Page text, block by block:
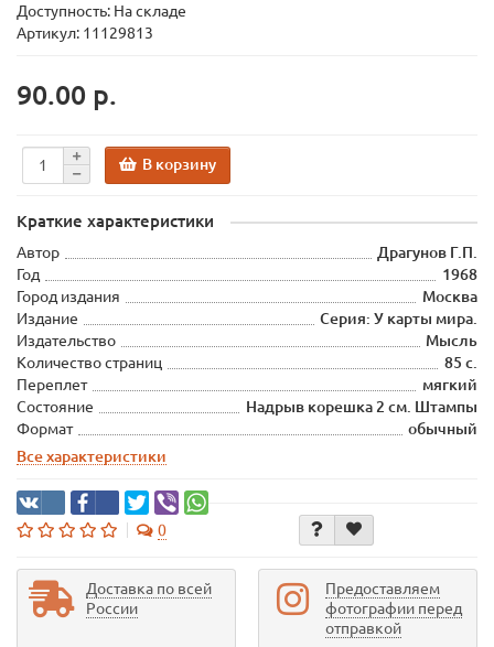
Доступность: На складе
Артикул: 11129813
90.00 р.
В корзину
Краткие характеристики
Автор
Драгунов Г.П.
Год
1968
Город издания
Москва
Издание
Серия: У карты мира.
Издательство
Мысль
Количество страниц
85 с.
Переплет
мягкий
Состояние
Надрыв корешка 2 см. Штампы
Формат
обычный
Все характеристики
0
Доставка по всей
России
Предоставляем
фотографии перед
отправкой